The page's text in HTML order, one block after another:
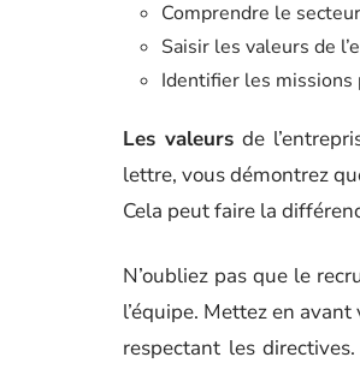
Comprendre le
Saisir les valeurs de
Identifier les missions
Les valeursde
lettre, vous démontrez
Cela peut faire la
N’oubliez pas que le
l’équipe. Mettez en
respectant les